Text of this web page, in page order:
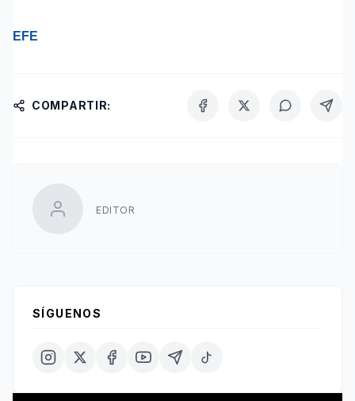
EFE
COMPARTIR:
EDITOR
SÍGUENOS